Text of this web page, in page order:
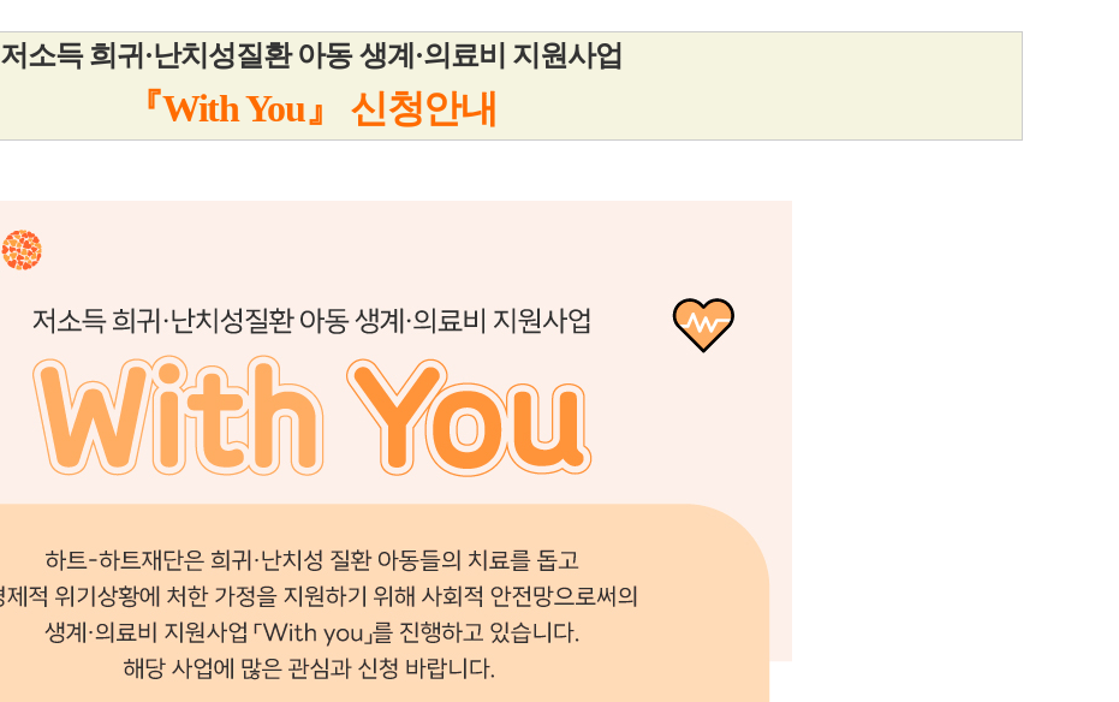
저소득 희귀·난치성질환 아동 생계·의료비 지원사업
『With You』 신청안내